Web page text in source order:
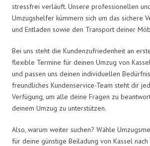
stressfrei verläuft. Unsere professionellen
Umzugshelfer kümmern sich um das sichere
und Entladen sowie den Transport deiner
Bei uns steht die Kundenzufriedenheit an
flexible Termine für deinen Umzug von
und passen uns deinen individuellen
freundliches Kundenservice-Team steht dir
Verfügung, um alle deine Fragen zu
deinem Umzug zu unterstützen.
Also, warum weiter suchen? Wähle
für deine günstige Beiladung von Kassel nach